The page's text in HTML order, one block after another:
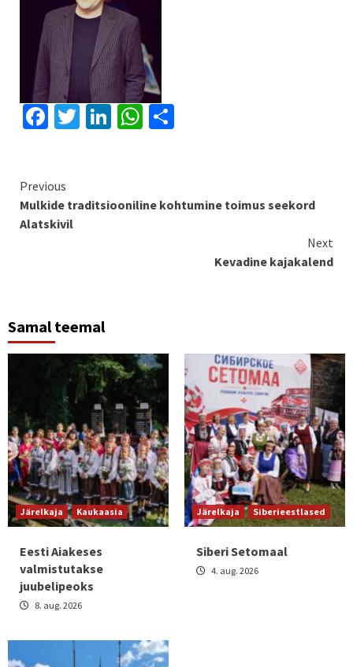
Facebook
Twitter
LinkedIn
WhatsApp
Continue
Reading
Previous
Mulkide traditsiooniline kohtumine toimus seekord
Alatskivil
Next
Kevadine kajakalend
Samal teemal
Järelkaja Kaukaasia
Eesti Aiakeses
valmistutakse
juubelipeoks
8. aug. 2026
Järelkaja Siberieestlased
Siberi Setomaal
4. aug. 2026